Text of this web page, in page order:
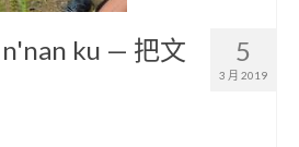
5
3 月 2019
ku — 把文